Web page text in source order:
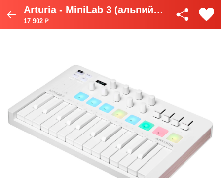
Arturia - MiniLab 3 (альпийский белый)
17 902 ₽